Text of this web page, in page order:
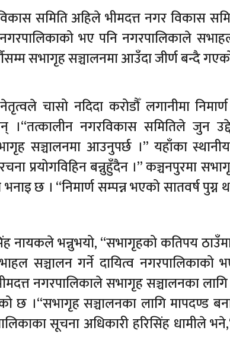
समिति अहिले भीमदत्त नगर विकास
नगरपालिकाको भए पनि नगरपालिकाले
सभागृह सञ्चालनमा आउँदा जीर्ण बन्दै
चासो नदिदा करोडौँ लगानीमा
।“तत्कालीन नगरविकास समितिले जुन
सञ्चालनमा आउनुपर्छ ।” यहाँका
प्रयोगविहिन बन्नुहुँदैन ।” कञ्चनपुरमा
छ । “निमार्ण सम्पन्न भएको सातवर्ष
नायकले भन्नुभयो, “सभागृहको कतिपय
सञ्चालन गर्ने दायित्व नगरपालिकाको
नगरपालिकाले सभागृह सञ्चालनका
छ ।“सभागृह सञ्चालनका लागि मापदण्ड
सूचना अधिकारी हरिसिंह